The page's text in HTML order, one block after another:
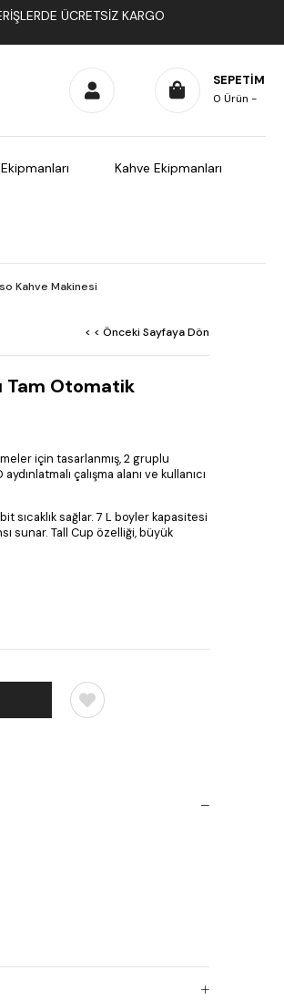
ÜCRETSIZ KARGO
SEPETIM
0 Ürün
Kahve Ekipmanları
Kahve Makinesi
< < Önceki Sayfaya Dön
Tam Otomatik
için tasarlanmış, 2 gruplu
çalışma alanı ve kullanıcı
sıcaklık sağlar. 7 L boyler kapasitesi
sunar. Tall Cup özelliği, büyük